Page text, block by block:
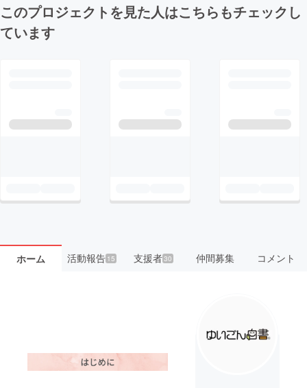
このプロジェクトを見た人はこちらもチェックし
ています
ホーム 活動報告15 支援者30 仲間募集 コメント